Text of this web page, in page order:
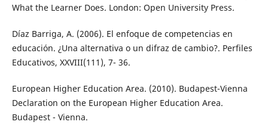
What the Learner Does. London: Open University Press.
Díaz Barriga, A. (2006). El enfoque de competencias en
educación. ¿Una alternativa o un difraz de cambio?. Perfiles
Educativos, XXVIII(111), 7- 36.
European Higher Education Area. (2010). Budapest-Vienna
Declaration on the European Higher Education Area.
Budapest - Vienna.